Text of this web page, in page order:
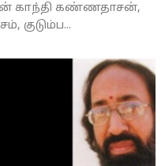
காந்தி கண்ணதாசன்,
குடும்ப...